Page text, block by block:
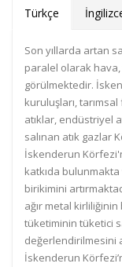
Türkçe
Son yıllarda artan
paralel olarak
görülmektedir.
kuruluşları,
atıklar, endüstriyel
salınan atık gazlar
İskenderun
katkıda
birikimini
ağır metal
tüketiminin tüketici
değerlendirilmesini
İskenderun